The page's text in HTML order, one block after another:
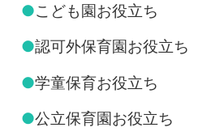
●こども園お役立ち
●認可外保育園お役立ち
●学童保育お役立ち
●公立保育園お役立ち